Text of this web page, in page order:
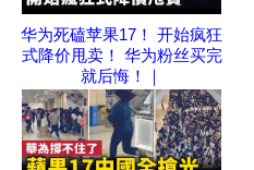
华为死磕苹果17！ 开始疯狂
式降价甩卖！ 华为粉丝买完
就后悔！｜